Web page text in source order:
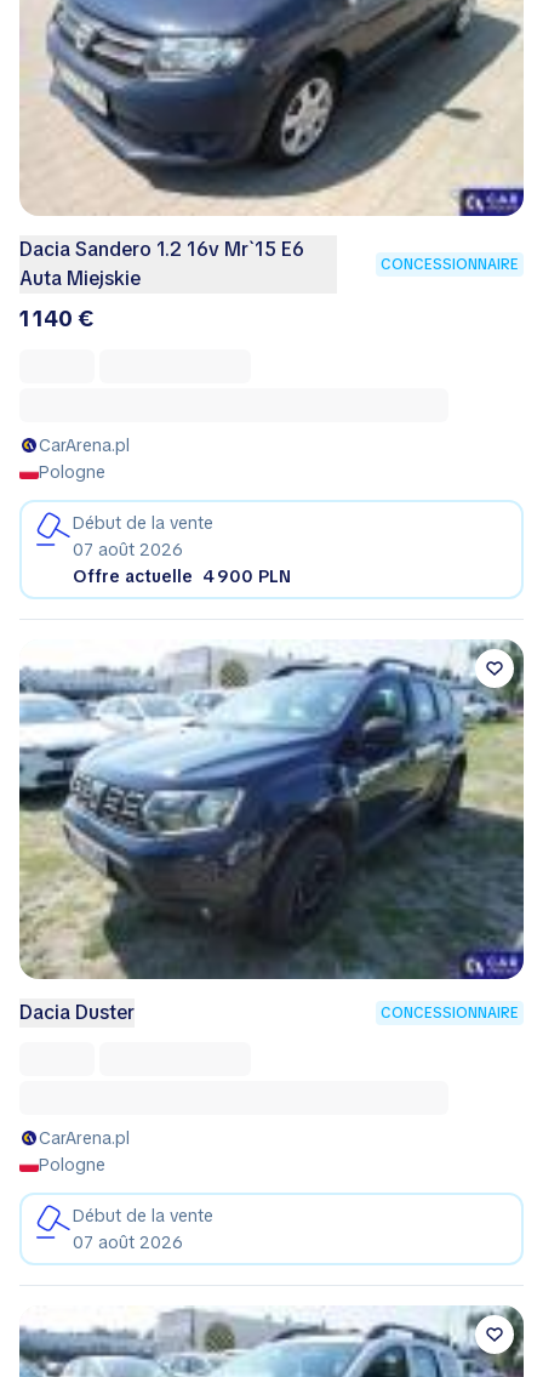
Dacia Sandero 1.2 16v Mr`15 E6
Auta Miejskie
CONCESSIONNAIRE
1 140 €
CarArena.pl
Pologne
Début de la vente
07 août 2026
Offre actuelle 4 900 PLN
Dacia Duster CONCESSIONNAIRE
CarArena.pl
Pologne
Début de la vente
07 août 2026